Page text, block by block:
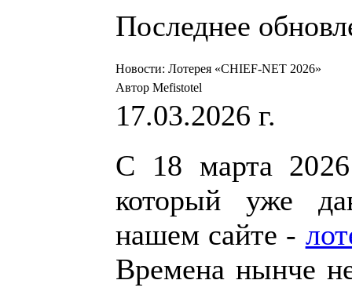
Последнее
Новости: Лотерея «CHIEF-NET 2026»
Автор Mefistotel
17.03.2026 г.
С 18 марта 2026
который уже
нашем сайте -
Времена нынче